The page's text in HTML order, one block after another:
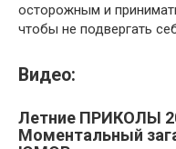
осторожным и
чтобы не подвергать
Видео:
Летние ПРИКОЛЫ
Моментальный